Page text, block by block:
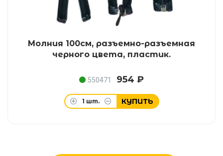
Молния 100см, разъемно-разъемная
черного цвета, пластик.
550471 954 ₽
1 шт. КУПИТЬ